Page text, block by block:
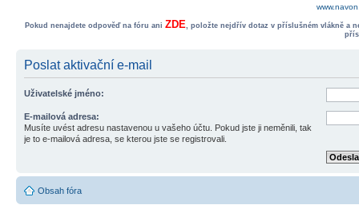
Pokud nenajdete odpověď na fóru ani ZDE, položte nejdřív dotaz v příslušném vlákně a
Poslat aktivační e-mail
Uživatelské jméno:
E-mailová adresa:
Musíte uvést adresu nastavenou u vašeho účtu. Pokud jste ji neměnili, tak
je to e-mailová adresa, se kterou jste se registrovali.
Obsah fóra